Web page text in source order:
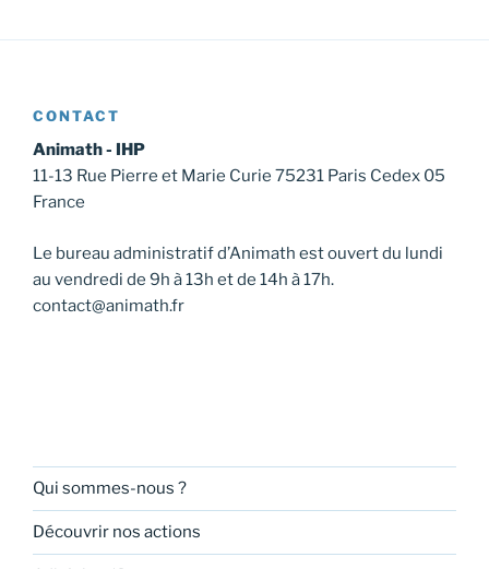
CONTACT
Animath - IHP
11-13 Rue Pierre et Marie Curie 75231 Paris Cedex 05
France
Le bureau administratif d’Animath est ouvert du lundi
au vendredi de 9h à 13h et de 14h à 17h.
contact@animath.fr
Qui sommes-nous ?
Découvrir nos actions